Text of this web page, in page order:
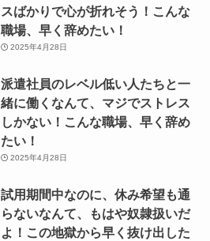
スばかりで心が折れそう！こんな
職場、早く辞めたい！
2025年4月28日
派遣社員のレベル低い人たちと一
緒に働くなんて、マジでストレス
しかない！こんな職場、早く辞め
たい！
2025年4月28日
試用期間中なのに、休み希望も通
らないなんて、もはや奴隷扱いだ
よ！この地獄から早く抜け出した